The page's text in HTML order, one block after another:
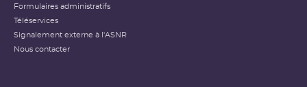
Formulaires administratifs
Téléservices
Signalement externe à l'ASNR
Nous contacter